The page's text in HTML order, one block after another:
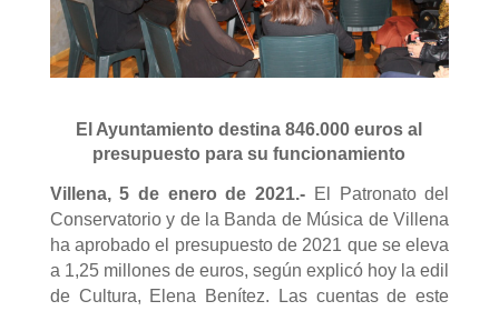
El Ayuntamiento destina 846.000 euros al
presupuesto para su funcionamiento
Villena, 5 de enero de 2021.- El Patronato del
Conservatorio y de la Banda de Música de Villena
ha aprobado el presupuesto de 2021 que se eleva
a 1,25 millones de euros, según explicó hoy la edil
de Cultura, Elena Benítez. Las cuentas de este